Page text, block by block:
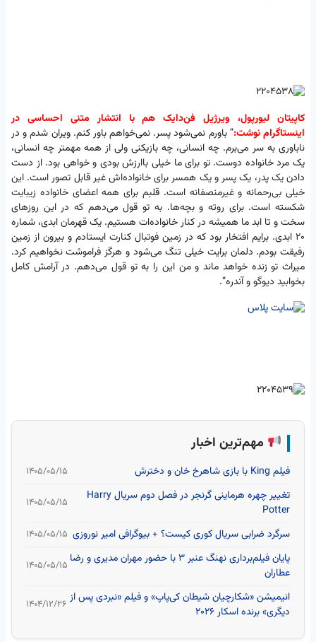
کاپیتان لیورپول، ویرژیل فن‌دایک هم با انتشار متنی احساسی در
‏اینستاگرام نوشت:” باورم نمی‌شود پسر. نمی‌خواهم باور کنم. ویران ‏شدم و در
ناباوری به سر می‌برم. چه انسانی، چه بازیکنی ولی از همه ‏مهمتر چه انسانی،
یک مرد خانواده دوست. تو برای ما خیلی باارزش ‏بودی و خواهی بود. از دست
دادن یک پدر، یک پسر و یک همسر ‏برای خانواده‌اش غیر قابل تصور است. این
خیلی بی‌رحمانه و ‏غیرمنصفانه است. قلبم برای همه اعضای خانواده زیبایت
شکسته ‏است. برای روته و بچه‌ها. به تو قول می‌دهم که در این روزهای
‏سخت و تا ابد ما همیشه در کنار خانواده‌ات هستیم. یک قهرمان ‏ابدی، شماره
20 ابدی. برایم افتخار بود که در زمین فوتبال کنارت ‏ایستادم و بیرون از زمین
رفیقت بودم. دلمان برایت خیلی تنگ ‏می‌شود و هرگز فراموشت نخواهیم کرد.
میراث تو زنده خواهد ماند و ‏من این را به تو قول می‌دهم. در آرامش کامل
بخوابید دیوگو و ‏آندره”. ‏
مهم‌ترین اخبار
فیلم King با بازی شاهرخ خان و دخترش ۱۴۰۵/۰۵/۱۵
تغییر چهره هرماینی گرنجر در فصل دوم سریال Harry
Potter
۱۴۰۵/۰۵/۱۵
سرگرد ضرابی سریال کوری کیست؟ + بیوگرافی امیر نوروزی ۱۴۰۵/۰۵/۱۵
پایان فیلم‌برداری نهنگ عنبر ۳ با حضور مهران مدیری و رضا
عطاران
۱۴۰۵/۰۵/۱۵
انیمیشن «شکارچیان شیطان کی‌پاپ» و فیلم «نبردی پس از
دیگری» برنده اسکار 2026
۱۴۰۴/۱۲/۲۶